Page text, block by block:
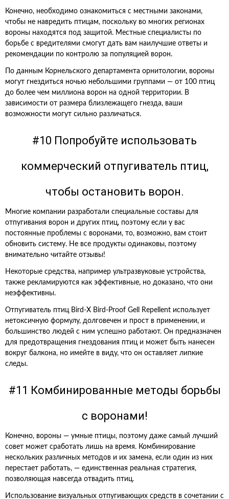
Конечно, необходимо ознакомиться с местными законами,
чтобы не навредить птицам, поскольку во многих регионах
вороны находятся под защитой. Местные специалисты по
борьбе с вредителями смогут дать вам наилучшие ответы и
рекомендации по контролю за популяцией ворон.
По данным Корнельского департамента орнитологии, вороны
могут гнездиться ночью небольшими группами — от 100 птиц
до более чем миллиона ворон на одной территории. В
зависимости от размера близлежащего гнезда, ваши
возможности могут сильно различаться.
#10 Попробуйте использовать
коммерческий отпугиватель птиц,
чтобы остановить ворон.
Многие компании разработали специальные составы для
отпугивания ворон и других птиц, поэтому если у вас
постоянные проблемы с воронами, то, возможно, вам стоит
обновить систему. Не все продукты одинаковы, поэтому
внимательно читайте отзывы!
Некоторые средства, например ультразвуковые устройства,
также рекламируются как эффективные, но доказано, что они
неэффективны.
Отпугиватель птиц Bird-X Bird-Proof Gell Repellent использует
нетоксичную формулу, долговечен и прост в применении, и
большинство людей с ним успешно работают. Он предназначен
для предотвращения гнездования птиц и может быть нанесен
вокруг балкона, но имейте в виду, что он оставляет липкие
следы.
#11 Комбинированные методы борьбы
с воронами!
Конечно, вороны — умные птицы, поэтому даже самый лучший
совет может сработать лишь на время. Комбинирование
нескольких различных методов и их замена, если один из них
перестает работать, — единственная реальная стратегия,
позволяющая навсегда отвадить птиц.
Использование визуальных отпугивающих средств в сочетании с